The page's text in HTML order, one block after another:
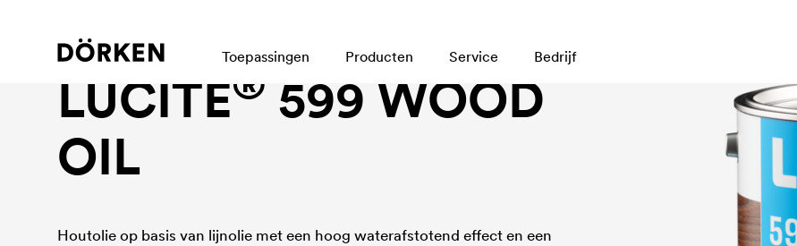
Toepassingen Producten Service Bedrijf
Houtlazuren
LUCITE® 599 WOOD
OIL
Houtolie op basis van lijnolie met een hoog waterafstotend effect en een